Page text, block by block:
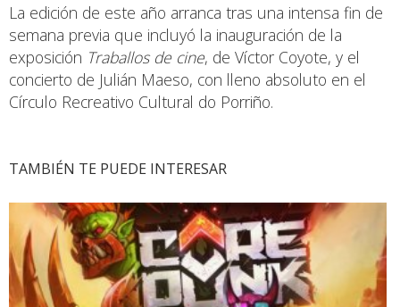
La edición de este año arranca tras una intensa fin de
semana previa que incluyó la inauguración de la
exposición Traballos de cine, de Víctor Coyote, y el
concierto de Julián Maeso, con lleno absoluto en el
Círculo Recreativo Cultural do Porriño.
TAMBIÉN TE PUEDE INTERESAR